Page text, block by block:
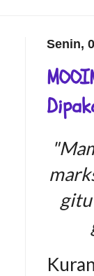
Senin,